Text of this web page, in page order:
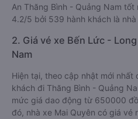
An Thăng Bình - Quảng Nam
4.2/5 bởi 539 hành khách là nhà
2. Giá vé xe Bến Lức -
Nam
Hiện tại, theo cập nhật mới nhất
khách đi Thăng Bình - Quảng
mức giá dao động từ 650000
đó, nhà xe Mai Quyên có giá